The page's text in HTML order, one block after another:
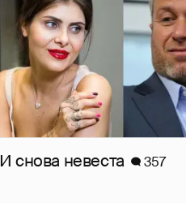
И снова невеста 357